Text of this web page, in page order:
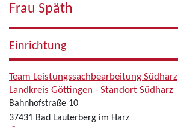
Frau Späth
Einrichtung
Team Leistungssachbearbeitung Südharz
Landkreis Göttingen - Standort Südharz
Bahnhofstraße 10
37431 Bad Lauterberg im Harz